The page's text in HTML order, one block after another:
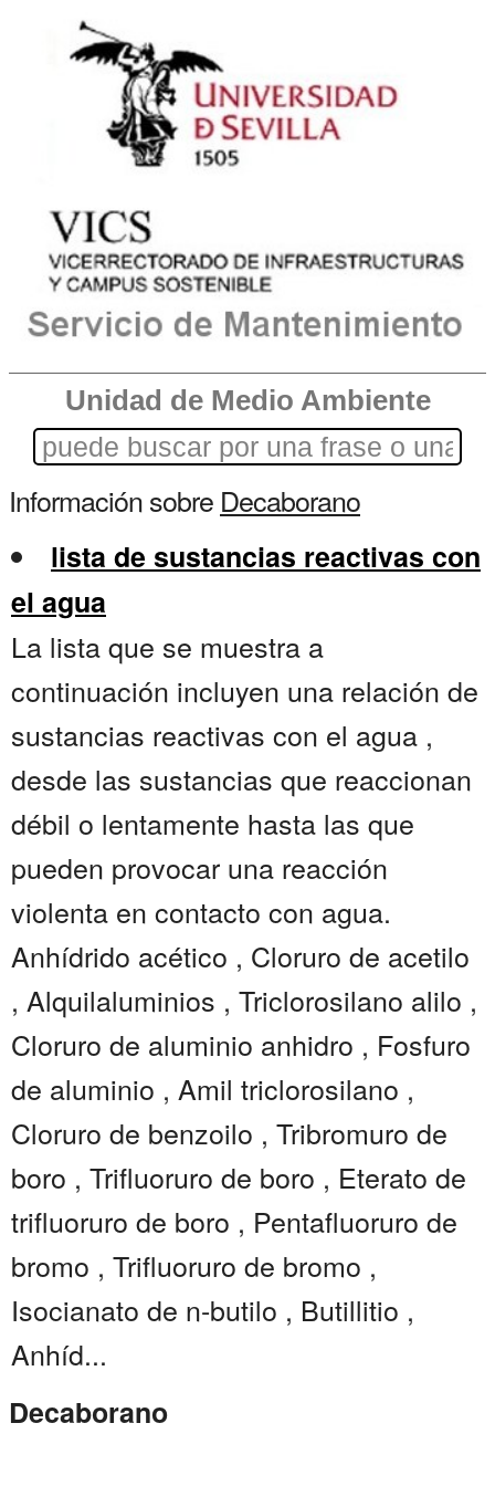
Unidad de Medio Ambiente
Información sobre Decaborano
lista de sustancias reactivas con
el agua
La lista que se muestra a
continuación incluyen una relación de
sustancias reactivas con el agua ,
desde las sustancias que reaccionan
débil o lentamente hasta las que
pueden provocar una reacción
violenta en contacto con agua.
Anhídrido acético , Cloruro de acetilo
, Alquilaluminios , Triclorosilano alilo ,
Cloruro de aluminio anhidro , Fosfuro
de aluminio , Amil triclorosilano ,
Cloruro de benzoilo , Tribromuro de
boro , Trifluoruro de boro , Eterato de
trifluoruro de boro , Pentafluoruro de
bromo , Trifluoruro de bromo ,
Isocianato de n-butilo , Butillitio ,
Anhíd...
Decaborano